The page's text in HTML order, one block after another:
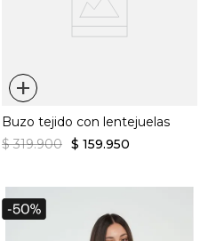
+
Buzo tejido con lentejuelas
$ 319.900 $ 159.950